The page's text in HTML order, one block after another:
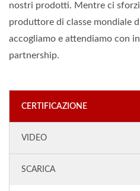
nostri prodotti. Mentre ci
produttore di classe mondiale
accogliamo e attendiamo con
partnership.
CERTIFICAZIONE
VIDEO
SCARICA